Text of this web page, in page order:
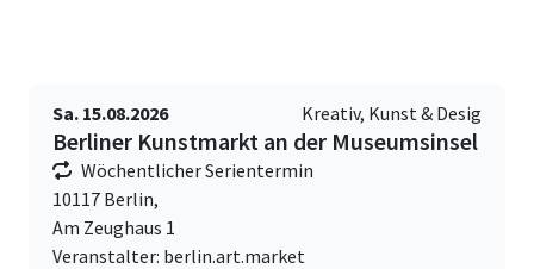
Sa. 15.08.2026 Kreativ, Kunst & Desig
Berliner Kunstmarkt an der Museumsinsel
Wöchentlicher Serientermin
10117 Berlin,
Am Zeughaus 1
Veranstalter: berlin.art.market